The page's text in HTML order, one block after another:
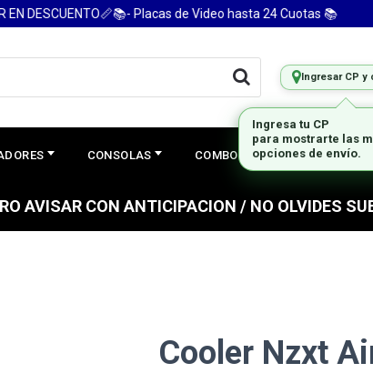
DESCUENTO📏📚- Placas de Video hasta 24 Cuotas 📚
Ingresar CP y
CONSOLAS COMBOS PREGUNTAS
AVISAR CON ANTICIPACION / NO OLVIDES
Cooler Nzxt
Ingresa tu CP
para mostrarte las
opciones de envío.